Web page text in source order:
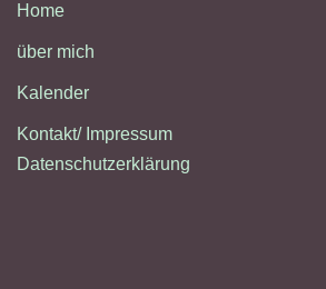
Home
über mich
Kalender
Kontakt/ Impressum
Datenschutzerklärung